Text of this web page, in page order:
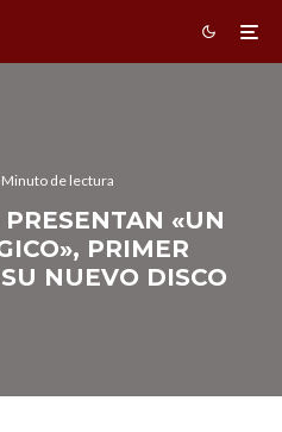
Minuto de lectura
«UN
PRIMER
NUEVO DISCO